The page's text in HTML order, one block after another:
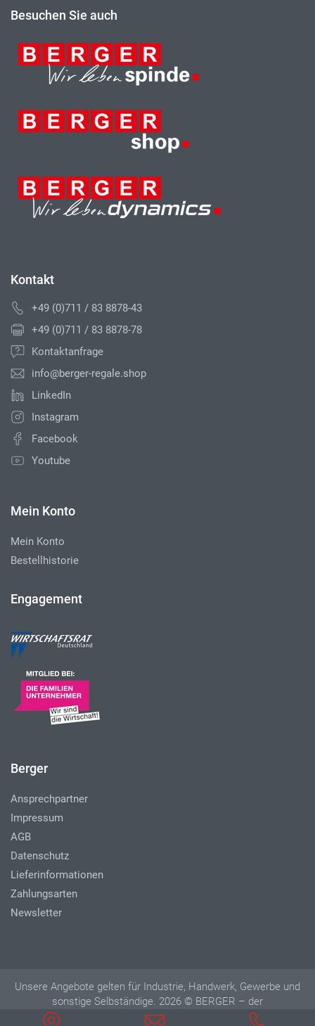
Besuchen Sie auch
Kontakt
+49 (0)711 / 83 8878-43
+49 (0)711 / 83 8878-78
Kontaktanfrage
info@berger-regale.shop
LinkedIn
Instagram
Facebook
Youtube
Mein Konto
Mein Konto
Bestellhistorie
Engagement
Berger
Ansprechpartner
Impressum
AGB
Datenschutz
Lieferinformationen
Zahlungsarten
Newsletter
Unsere Angebote gelten für Industrie, Handwerk, Gewerbe und
sonstige Selbständige. 2026 © BERGER – der
Betriebseinrichter